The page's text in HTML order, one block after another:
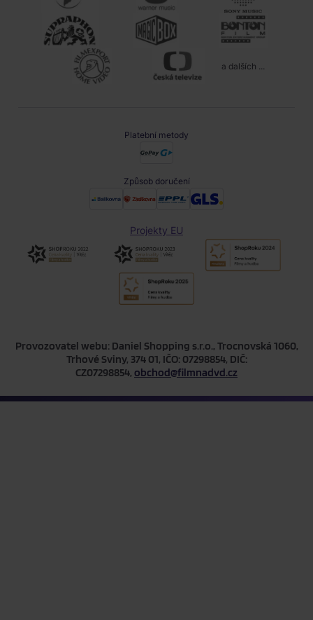
a dalších ...
Platební metody
Způsob doručení
Projekty EU
Provozovatel webu: Daniel Shopping s.r.o., Trocnovská 1060,
Trhové Sviny, 374 01, IČO: 07298854, DIČ:
CZ07298854, obchod@filmnadvd.cz